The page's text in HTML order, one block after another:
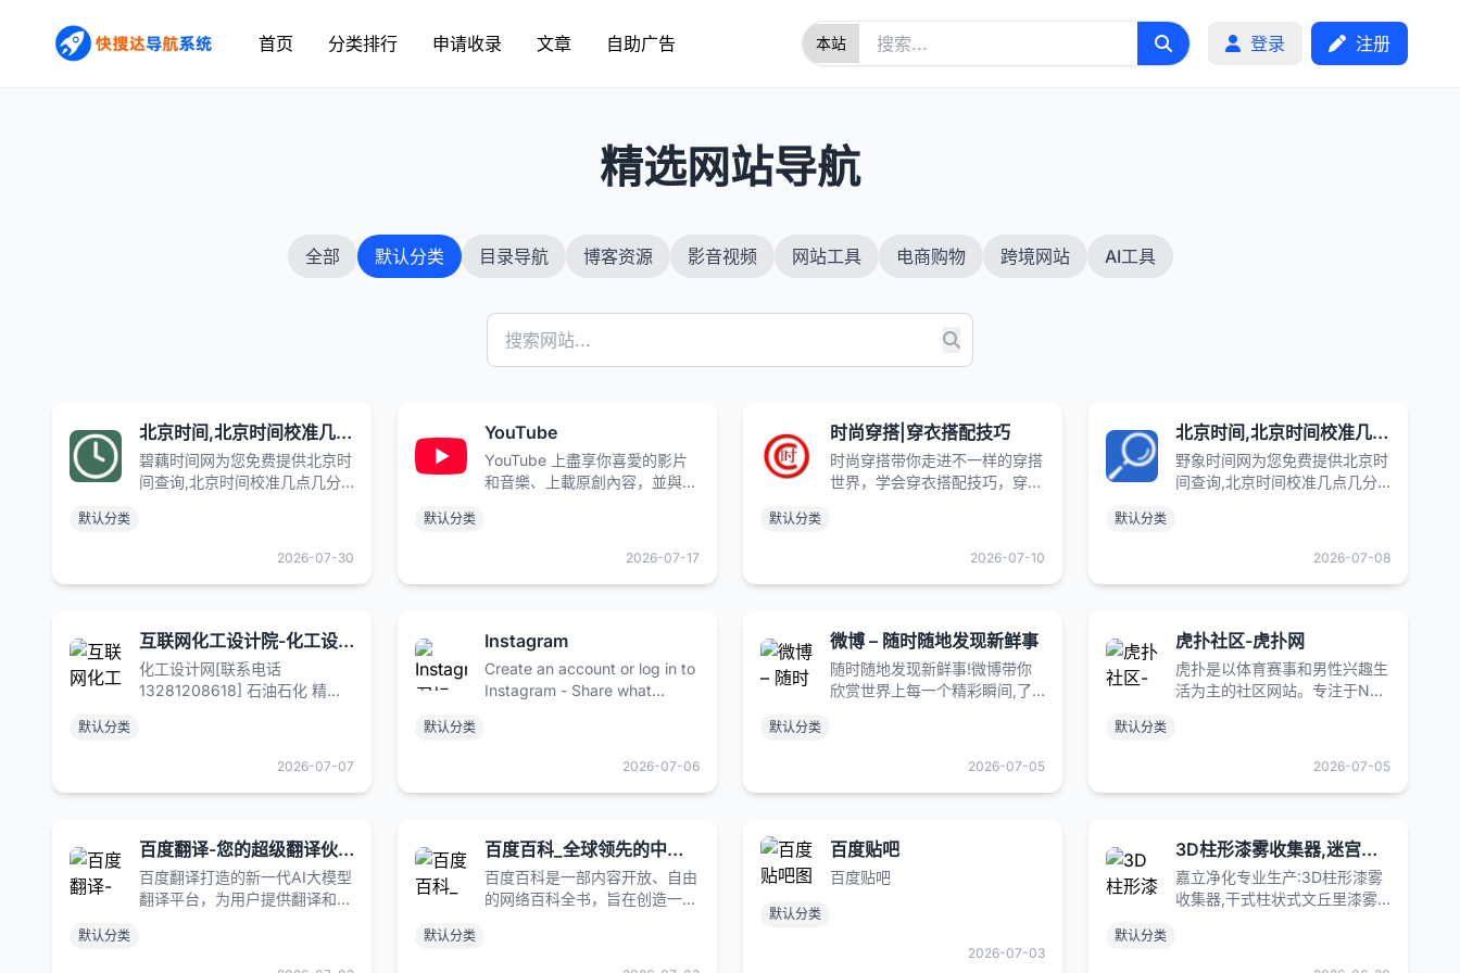
首页 分类排行 申请收录 文章 自助广告 登录 注册
精选网站导航
全部 默认分类 目录导航 博客资源 影音视频 网站工具 电商购物 跨境网站 AI工具
北京时间,北京时间校准几点几分几秒,在线时差换算_碧藕时间网
碧藕时间网为您免费提供北京时
间查询,北京时间校准几点几分
询、与北京时差对照表等信息。
默认分类
2026-07-30
YouTube
YouTube 上盡享你喜愛的影片
和音樂、上載原創內容，並與親
默认分类
2026-07-17
时尚穿搭|穿衣搭配技巧
时尚穿搭带你走进不一样的穿搭
世界，学会穿衣搭配技巧，穿出
默认分类
2026-07-10
北京时间,北京时间校准几点几分几秒,在线时差换算_野象时间网
野象时间网为您免费提供北京时
间查询,北京时间校准几点几分
询、与北京时差对照表等信息。
默认分类
2026-07-08
互联网化工设计院-化工设计网
化工设计网[联系电话
13281208618] 石油石化 精细
HAZOP报告 LOPA定级 SIS系
统设计,抗爆计算。
默认分类
2026-07-07
Instagram
Create an account or log in to
Instagram - Share what
默认分类
2026-07-06
微博 – 随时随地发现新鲜事
随时随地发现新鲜事!微博带你
欣赏世界上每一个精彩瞬间,了
默认分类
2026-07-05
虎扑社区-虎扑网
虎扑是以体育赛事和男性兴趣生
活为主的社区网站。专注于NBA
电竞赛事，并提供虎扑步行街社
区服务。
默认分类
2026-07-05
百度翻译-您的超级翻译伙伴（文本、文档翻译）
百度翻译打造的新一代AI大模型
翻译平台，为用户提供翻译和阅
默认分类
百度百科_全球领先的中文百科全书
百度百科是一部内容开放、自由
的网络百科全书，旨在创造一个
默认分类
百度贴吧
百度贴吧
默认分类
2026-07-03
3D柱形漆雾收集器,迷宫漆雾捕捉器,油漆过滤纸箱,干式喷房涂装线过滤纸盒-常州嘉立净化科技有限公司
嘉立净化专业生产:3D柱形漆雾
收集器,干式柱状式文丘里漆雾
默认分类